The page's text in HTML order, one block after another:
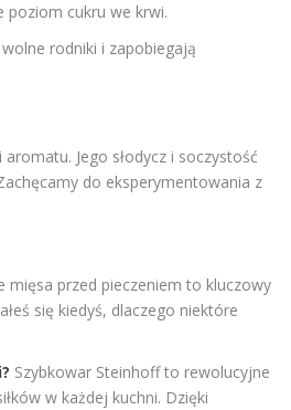
poziom cukru we krwi.
rodniki i zapobiegają
Jego słodycz i soczystość
do eksperymentowania z
mięsa przed pieczeniem to kluczowy
się kiedyś, dlaczego niektóre
Szybkowar Steinhoff to rewolucyjne
w każdej kuchni. Dzięki